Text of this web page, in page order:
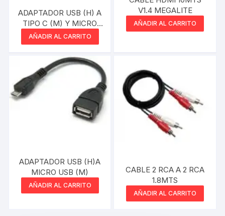
ADAPTADOR USB (H) A
TIPO C (M) Y MICRO
USB (M)
AÑADIR AL CARRITO
V1.4 MEGALITE
AÑADIR AL CARRITO
ADAPTADOR USB (H)A
MICRO USB (M)
AÑADIR AL CARRITO
CABLE 2 RCA A 2 RCA
1.8MTS
AÑADIR AL CARRITO